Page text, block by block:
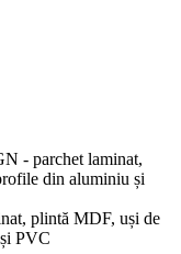
- parchet laminat,
din aluminiu și